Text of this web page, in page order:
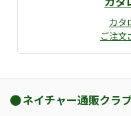
カタ
ご注文
ネイチャー通販クラ